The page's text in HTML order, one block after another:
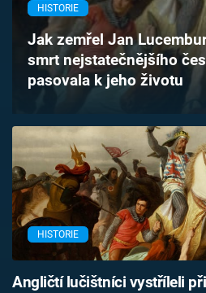
Časopis
Sledujte prima+
Sledujte nás
HISTORIE
Jak zemřel Jan
smrt nejstatečnějšího
pasovala k jeho životu
HISTORIE
Angličtí lučištníci vystříleli